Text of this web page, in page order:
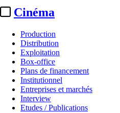
Cinéma
Production
Distribution
Exploitation
Box-office
Plans de financement
Institutionnel
Entreprises et marchés
Interview
Etudes / Publications